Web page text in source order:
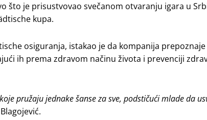
što je prisustvovao svečanom otvaranju igara u
kupa.
osiguranja, istakao je da kompanija
ih prema zdravom načinu života i prevenciji
pružaju jednake šanse za sve, podstičući mlade da